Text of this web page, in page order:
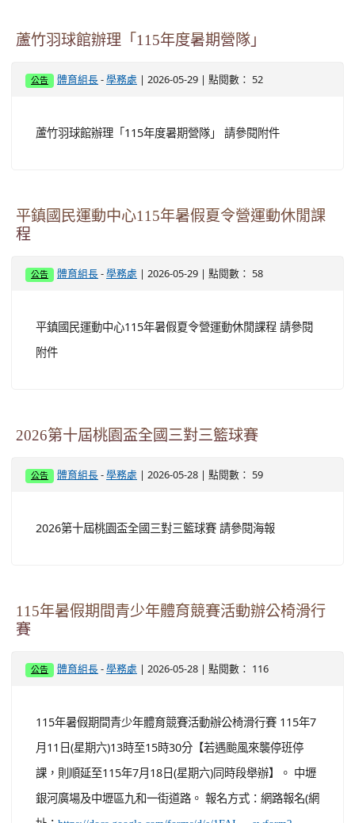
蘆竹羽球館辦理「115年度暑期營隊」
公告 體育組長 -學務處 | 2026-05-29 | 點閱數： 52
蘆竹羽球館辦理「115年度暑期營隊」 請參閱附件
平鎮國民運動中心115年暑假夏令營運動休閒課
程
公告 體育組長 -學務處 | 2026-05-29 | 點閱數： 58
平鎮國民運動中心115年暑假夏令營運動休閒課程 請參閱
附件
2026第十屆桃園盃全國三對三籃球賽
公告 體育組長 -學務處 | 2026-05-28 | 點閱數： 59
2026第十屆桃園盃全國三對三籃球賽 請參閱海報
115年暑假期間青少年體育競賽活動辦公椅滑行
賽
公告 體育組長 -學務處 | 2026-05-28 | 點閱數： 116
115年暑假期間青少年體育競賽活動辦公椅滑行賽 115年7
月11日(星期六)13時至15時30分【若遇颱風來襲停班停
課，則順延至115年7月18日(星期六)同時段舉辦】。 中壢
銀河廣場及中壢區九和一街道路。 報名方式：網路報名(網